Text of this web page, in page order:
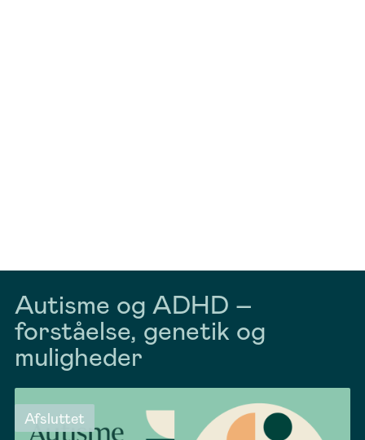
Autisme og ADHD –
forståelse, genetik og
muligheder
Afsluttet